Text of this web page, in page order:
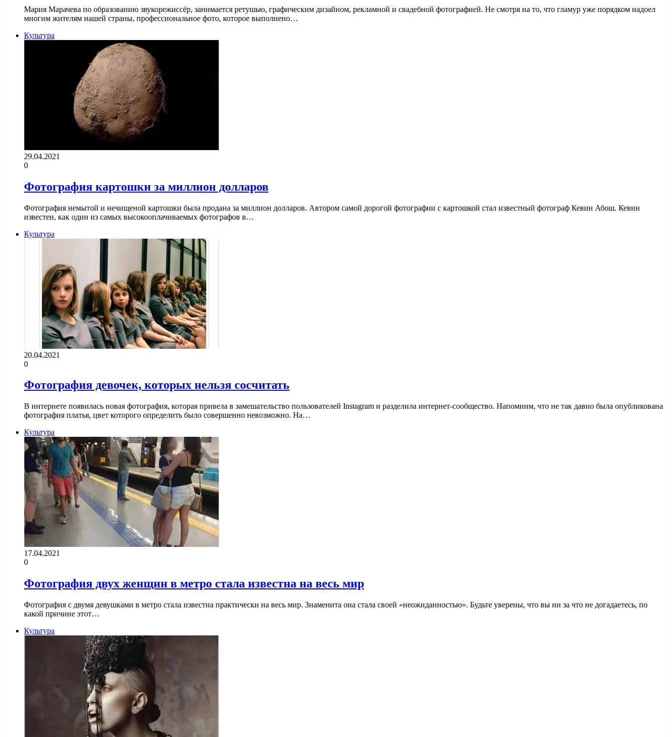
Мария Марачева по образованию звукорежиссёр, занимается ретушью, графическим дизайном, рекламной и свадебной фотографией. Не смотря на то, что гламур уже порядком надоел
многим жителям нашей страны, профессиональное фото, которое выполнено…
Культура
29.04.2021
0
Фотография картошки за миллион долларов
Фотография немытой и нечищеной картошки была продана за миллион долларов. Автором самой дорогой фотографии с картошкой стал известный фотограф Кевин Абош. Кевин
известен, как один из самых высокооплачиваемых фотографов в…
Культура
20.04.2021
0
Фотография девочек, которых нельзя сосчитать
В интернете появилась новая фотография, которая привела в замешательство пользователей Instagram и разделила интернет-сообщество. Напомним, что не так давно была опубликована
фотография платья, цвет которого определить было совершенно невозможно. На…
Культура
17.04.2021
0
Фотография двух женщин в метро стала известна на весь мир
Фотография с двумя девушками в метро стала известна практически на весь мир. Знаменита она стала своей «неожиданностью». Будьте уверены, что вы ни за что не догадаетесь, по
какой причине этот…
Культура